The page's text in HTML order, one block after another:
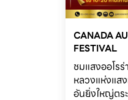
CANADA
FESTIVAL
10 DAY
ชมแสงออโรร่
หลวงแห่งแส
อันยิ่งใหญ่ตร